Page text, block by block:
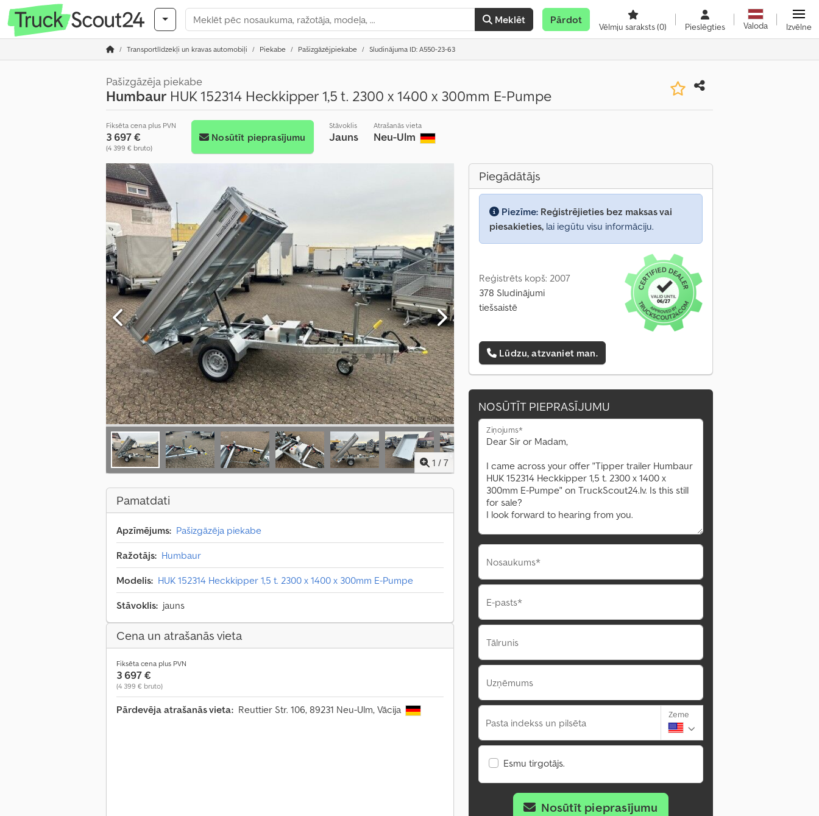
Meklēt Pārdot
Vēlmju saraksts(0) Pieslēgties Valoda Izvēlne
Transportlīdzekļi un kravas automobiļi Piekabe Pašizgāzējpiekabe Sludinājuma ID: A550-23-63
Pašizgāzēja piekabe
Humbaur HUK 152314 Heckkipper 1,5 t. 2300 x 1400 x 300mm E-Pumpe
Fiksēta cena plus PVN
3 697 €
(4 399 € bruto)
Nosūtīt pieprasījumu
Stāvoklis
Jauns
Atrašanās vieta
Neu-Ulm
1 / 7
Pamatdati
Apzīmējums: Pašizgāzēja piekabe
Ražotājs: Humbaur
Modelis: HUK 152314 Heckkipper 1,5 t. 2300 x 1400 x 300mm E-Pumpe
Stāvoklis: jauns
Cena un atrašanās vieta
Fiksēta cena plus PVN
3 697 €
(4 399 € bruto)
Pārdevēja atrašanās vieta: Reuttier Str. 106, 89231 Neu-Ulm, Vācija
Piegādātājs
Piezīme: Reģistrējieties bez maksas vai
piesakieties, lai iegūtu visu informāciju.
Reģistrēts kopš: 2007
378 Sludinājumi
tiešsaistē
Lūdzu, atzvaniet man.
NOSŪTĪT PIEPRASĪJUMU
Ziņojums*
Nosaukums*
E-pasts*
Tālrunis
Uzņēmums
Pasta indekss un pilsēta
Zeme
Esmu tirgotājs.
Nosūtīt pieprasījumu